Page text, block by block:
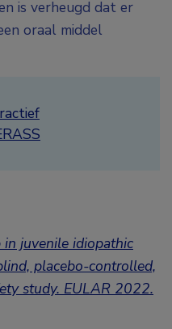
is verheugd dat er
oraal middel
in juvenile idiopathic
placebo-controlled,
study. EULAR 2022.